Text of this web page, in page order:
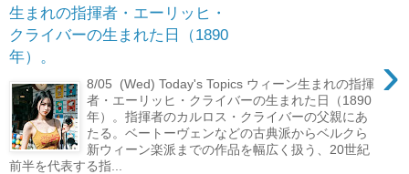
生まれの指揮者・エーリッヒ・
クライバーの生まれた日（1890
年）。
›
8/05 (Wed) Today's Topics ウィーン生まれの指揮
者・エーリッヒ・クライバーの生まれた日（1890
年）。指揮者のカルロス・クライバーの父親にあ
たる。ベートーヴェンなどの古典派からベルクら
新ウィーン楽派までの作品を幅広く扱う、20世紀
前半を代表する指...